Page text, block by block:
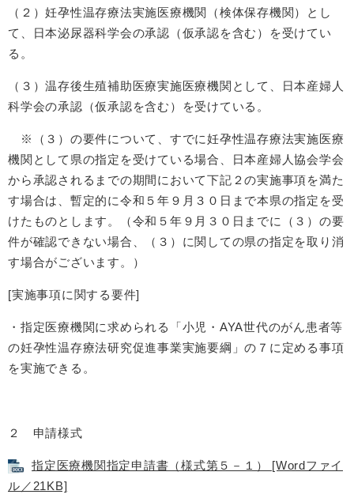
（２）妊孕性温存療法実施医療機関（検体保存機関）とし
て、日本泌尿器科学会の承認（仮承認を含む）を受けてい
る。
（３）温存後生殖補助医療実施医療機関として、日本産婦人
科学会の承認（仮承認を含む）を受けている。
※（３）の要件について、すでに妊孕性温存療法実施医療
機関として県の指定を受けている場合、日本産婦人協会学会
から承認されるまでの期間において下記２の実施事項を満た
す場合は、暫定的に令和５年９月３０日まで本県の指定を受
けたものとします。（令和５年９月３０日までに（３）の要
件が確認できない場合、（３）に関しての県の指定を取り消
す場合がございます。）
[実施事項に関する要件]
・指定医療機関に求められる「小児・AYA世代のがん患者等
の妊孕性温存療法研究促進事業実施要綱」の７に定める事項
を実施できる。
２ 申請様式
指定医療機関指定申請書（様式第５－１） [Wordファイ
ル／21KB]